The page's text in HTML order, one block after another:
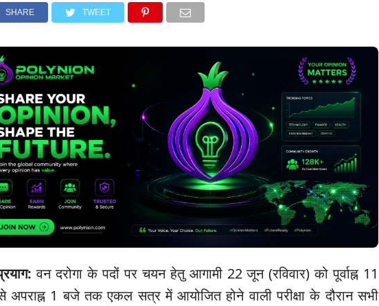
SHARE TWEET
वन दरोगा के पदों पर चयन हेतु आगामी 22 जून (रविवार) को पूर्वाह्न 11
अपराह्न 1 बजे तक एकल सत्र में आयोजित होने वाली परीक्षा के दौरान सभी